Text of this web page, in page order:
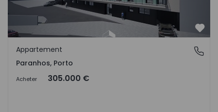
Paranhos, Porto
Appartement
Paranhos, Porto
Acheter 305.000 €